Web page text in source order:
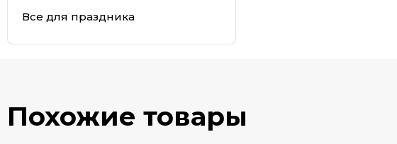
Все для праздника
Похожие товары